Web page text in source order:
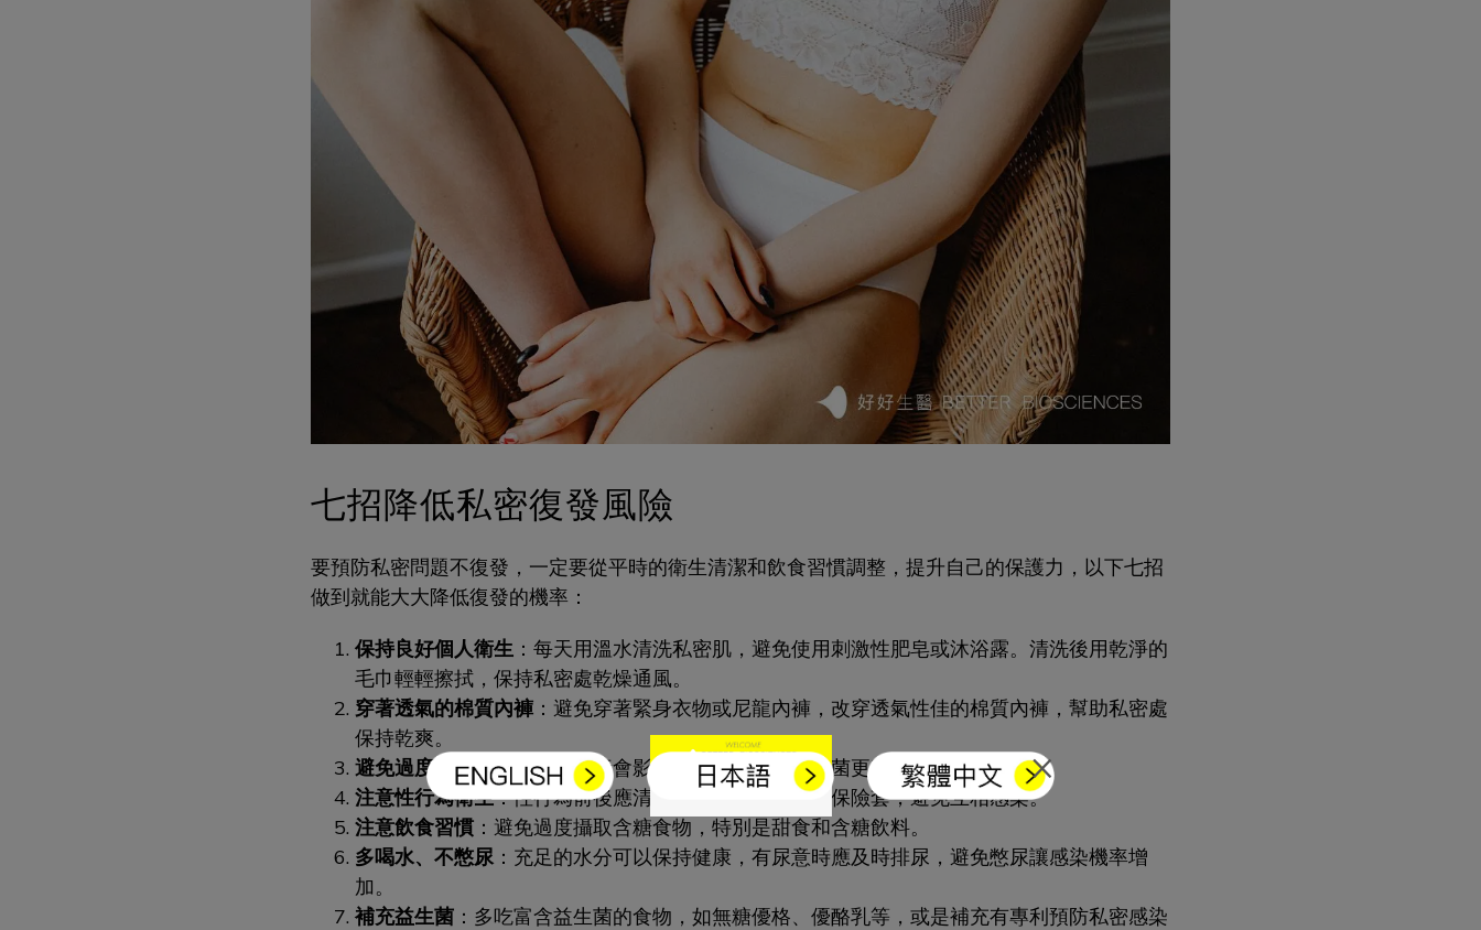
七招降低私密復發風險
要預防私密問題不復發，一定要從平時的衛生清潔和飲食習慣調整，提升自己的保護力，以下七招
做到就能大大降低復發的機率：
保持良好個人衛生 ：每天用溫水清洗私密肌，避免使用刺激性肥皂或沐浴露。清洗後用乾淨的
毛巾輕輕擦拭，保持私密處乾燥通風。
穿著透氣的棉質內褲 ：避免穿著緊身衣物或尼龍內褲，改穿透氣性佳的棉質內褲，幫助私密處
保持乾爽。
避免過度使用抗生素：抗生素會影響菌群平衡，使念珠菌更容易增長。
注意性行為衛生：性行為前後應清洗乾淨，並正確使用保險套，避免互相感染。
注意飲食習慣 ：避免過度攝取含糖食物，特別是甜食和含糖飲料。
多喝水、不憋尿 ：充足的水分可以保持健康，有尿意時應及時排尿，避免憋尿讓感染機率增
加。
補充益生菌 ：多吃富含益生菌的食物，如無糖優格、優酪乳等，或是補充有專利預防私密感染
×